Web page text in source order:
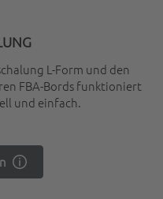
L-Form und den
FBA-Bords funktioniert
und einfach.